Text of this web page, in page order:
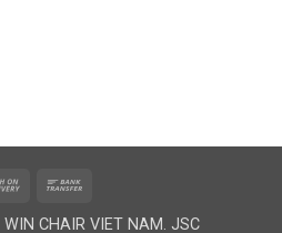
Cash
WIN CHAIR VIET NAM. JSC